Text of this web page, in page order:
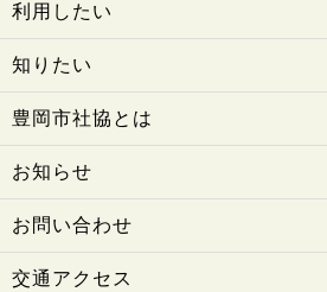
利用したい
知りたい
豊岡市社協とは
お知らせ
お問い合わせ
交通アクセス